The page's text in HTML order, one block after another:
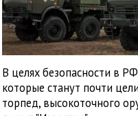
В целях безопасности в
которые станут почти
торпед, высокоточного